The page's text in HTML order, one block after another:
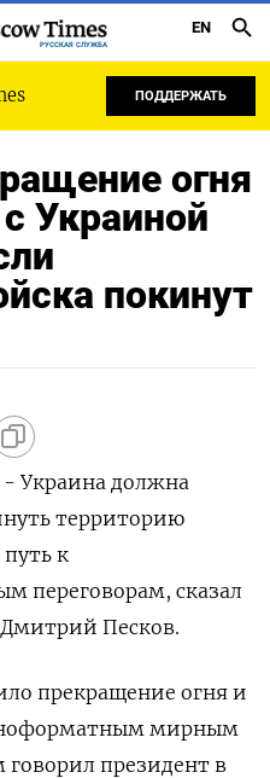
РУССКАЯ СЛУЖБА
EN
ПОДДЕРЖАТЬ
огня
Украиной
покинут
Украина должна
территорию
к
переговорам, сказал
Песков.
прекращение ​огня и
⁠мирным
говорил президент в